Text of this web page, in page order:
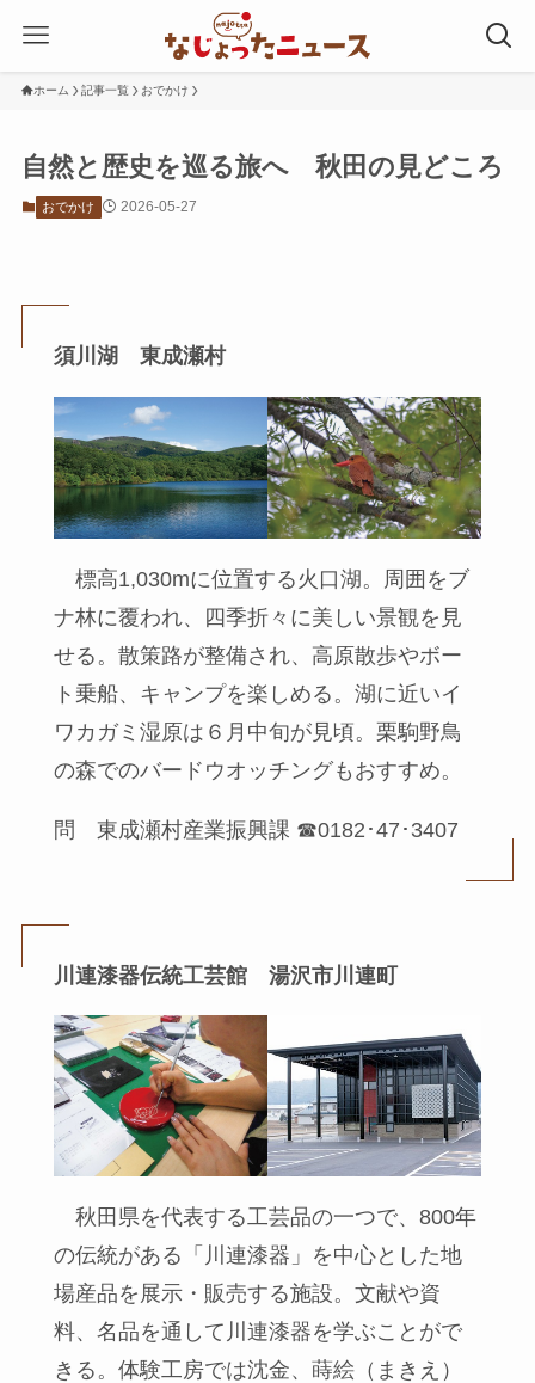
ホーム 記事一覧 おでかけ
自然と歴史を巡る旅へ 秋田の見どころ
おでかけ 2026-05-27
須川湖 東成瀬村
標高1,030mに位置する火口湖。周囲をブ
ナ林に覆われ、四季折々に美しい景観を見
せる。散策路が整備され、高原散歩やボー
ト乗船、キャンプを楽しめる。湖に近いイ
ワカガミ湿原は６月中旬が見頃。栗駒野鳥
の森でのバードウオッチングもおすすめ。
問 東成瀬村産業振興課 ☎0182･47･3407
川連漆器伝統工芸館 湯沢市川連町
秋田県を代表する工芸品の一つで、800年
の伝統がある「川連漆器」を中心とした地
場産品を展示・販売する施設。文献や資
料、名品を通して川連漆器を学ぶことがで
きる。体験工房では沈金、蒔絵（まきえ）